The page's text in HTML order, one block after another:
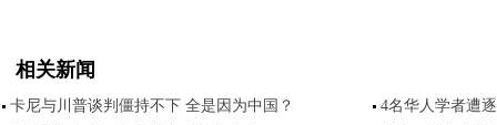
相关新闻
卡尼与川普谈判僵持不下 全是因为中国？
4名华人学者遭